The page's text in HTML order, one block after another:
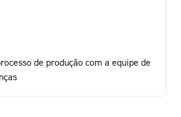
de produção com a equipe de